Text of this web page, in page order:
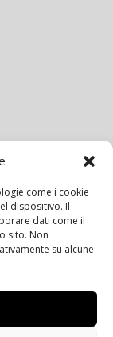
come i cookie
dispositivo. Il
dati come il
sito. Non
su alcune
la quinta
GIALLONE
“contro